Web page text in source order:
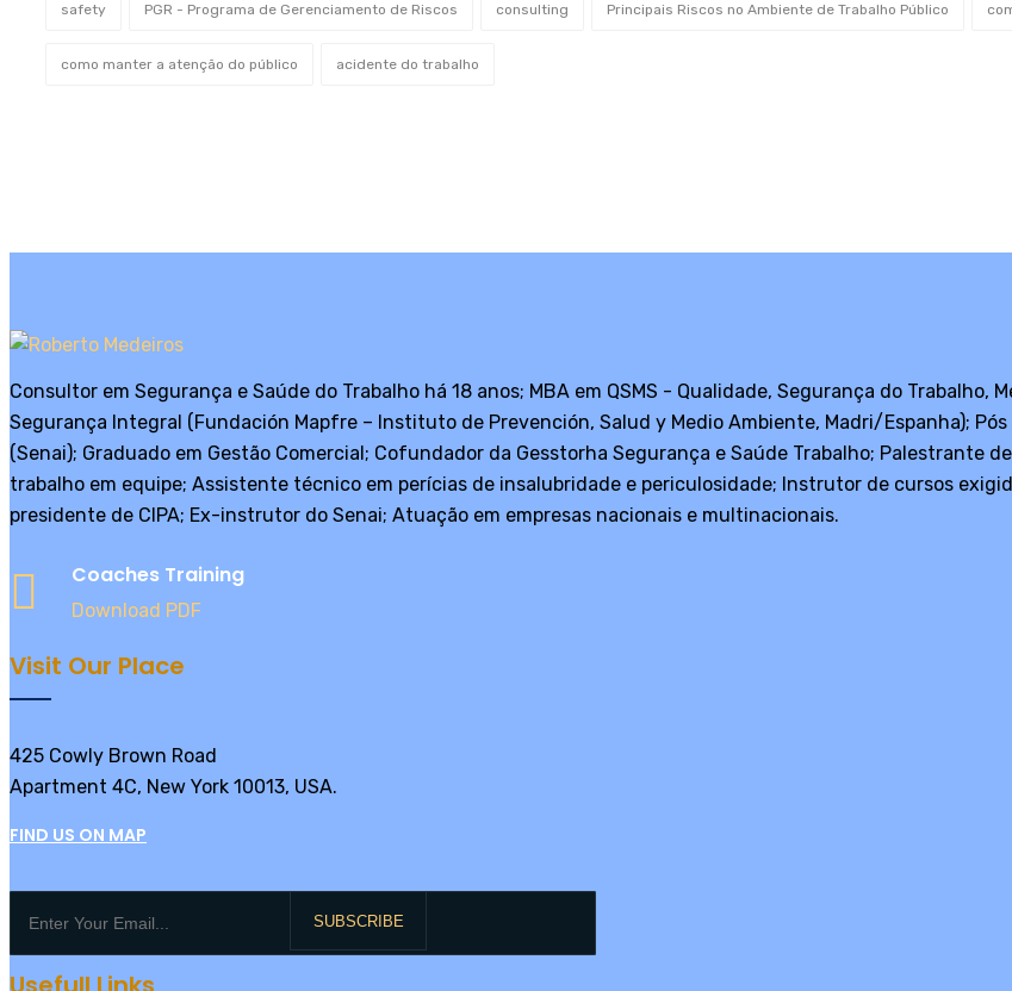
safety PGR - Programa de Gerenciamento de Riscos consulting Principais Riscos no Ambiente de Trabalho Público
como manter a atenção do público acidente do trabalho
Consultor em Segurança e Saúde do Trabalho há 18 anos; MBA em QSMS - Qualidade, Segurança do Trabalho,
Segurança Integral (Fundación Mapfre – Instituto de Prevención, Salud y Medio Ambiente, Madri/Espanha);
(Senai); Graduado em Gestão Comercial; Cofundador da Gesstorha Segurança e Saúde Trabalho;
trabalho em equipe; Assistente técnico em perícias de insalubridade e periculosidade; Instrutor de cursos
presidente de CIPA; Ex-instrutor do Senai; Atuação em empresas nacionais e multinacionais.
Coaches Training
Download PDF
Visit Our Place
425 Cowly Brown Road
Apartment 4C, New York 10013, USA.
FIND US ON MAP
SUBSCRIBE